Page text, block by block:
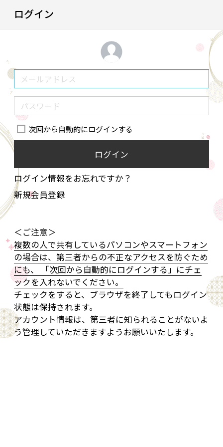
ログイン
次回から自動的にログインする
ログイン
ログイン情報をお忘れですか？
新規会員登録
＜ご注意＞
複数の人で共有しているパソコンやスマートフォン
の場合は、第三者からの不正なアクセスを防ぐため
にも、 「次回から自動的にログインする」にチェ
ックを入れないでください。
チェックをすると、ブラウザを終了してもログイン
状態は保持されます。
アカウント情報は、第三者に知られることがないよ
う管理していただきますようお願いいたします。